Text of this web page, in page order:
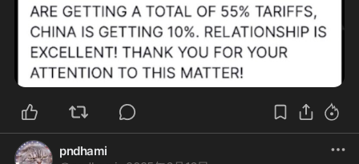
pndhami